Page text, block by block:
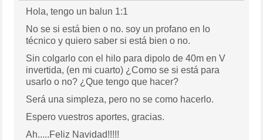
Hola, tengo un balun 1:1
No se si está bien o no. soy un profano en lo
técnico y quiero saber si está bien o no.
Sin colgarlo con el hilo para dipolo de 40m en V
invertida, (en mi cuarto) ¿Como se si está para
usarlo o no? ¿Que tengo que hacer?
Será una simpleza, pero no se como hacerlo.
Espero vuestros aportes, gracias.
Ah.....Feliz Navidad!!!!!